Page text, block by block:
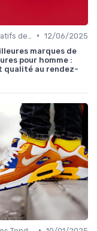
• 12/06/2025
marques de
pour homme :
qualité au rendez-